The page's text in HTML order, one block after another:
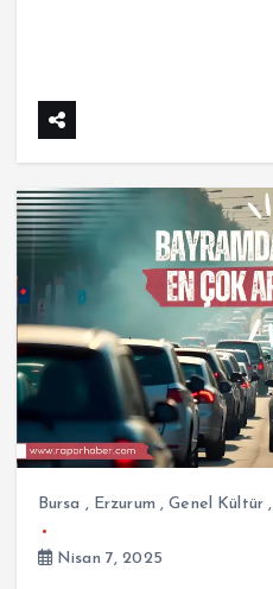
Bursa , Erzurum ,Genel Kültür,
Nisan 7, 2025